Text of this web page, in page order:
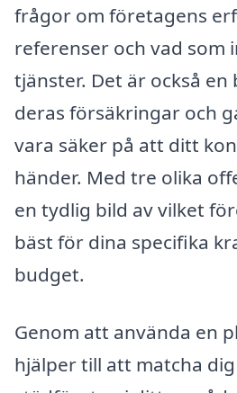
frågor om företagens
referenser och vad som
tjänster. Det är också en
deras försäkringar och
vara säker på att ditt
händer. Med tre olika
en tydlig bild av vilket
bäst för dina specifika
budget.
Genom att använda en
hjälper till att matcha